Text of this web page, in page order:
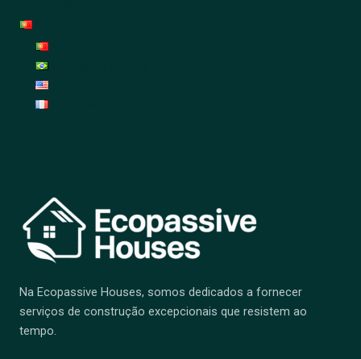
Na Ecopassive Houses, somos dedicados a fornecer
serviços de construção excepcionais que resistem ao
tempo.